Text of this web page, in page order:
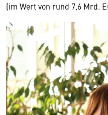
(im Wert von rund 7,6 Mrd.